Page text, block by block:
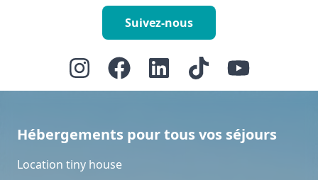
Suivez-nous
Hébergements pour tous vos séjours
Location tiny house